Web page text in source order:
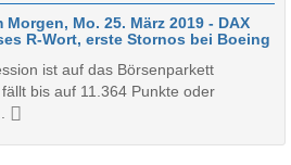
Mo. 25. März 2019 - DAX
R-Wort, erste Stornos bei Boeing
ist auf das Börsenparkett
bis auf 11.364 Punkte oder